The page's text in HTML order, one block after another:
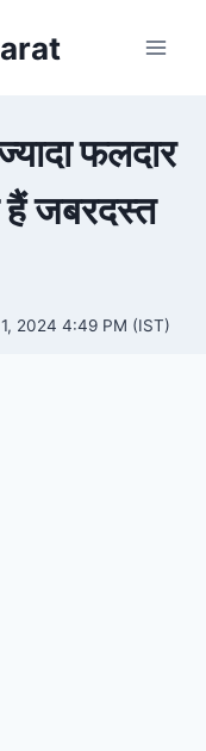
फलदार
हैं जबरदस्त
2024 4:49 PM (IST)